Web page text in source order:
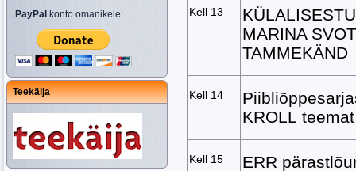
PayPal konto omanikele:
Teekäija
Kell 13
MARINA
TAMMEKÄND
Kell 14
KROLL
Kell 15
ERR